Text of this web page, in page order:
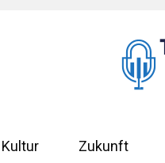
Kultur Zukunft